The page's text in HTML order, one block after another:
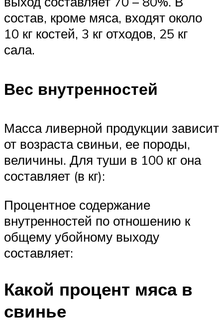
состав, кроме мяса, входят около
10 кг костей, 3 кг отходов, 25 кг
сала.
Вес внутренностей
Масса ливерной продукции зависит
от возраста свиньи, ее породы,
величины. Для туши в 100 кг она
составляет (в кг):
Процентное содержание
внутренностей по отношению к
общему убойному выходу
составляет:
Какой процент мяса в
свинье